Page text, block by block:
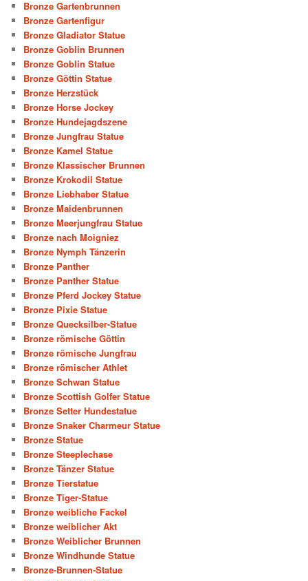
Bronze Gartenbrunnen
Bronze Gartenfigur
Bronze Gladiator Statue
Bronze Goblin Brunnen
Bronze Goblin Statue
Bronze Göttin Statue
Bronze Herzstück
Bronze Horse Jockey
Bronze Hundejagdszene
Bronze Jungfrau Statue
Bronze Kamel Statue
Bronze Klassischer Brunnen
Bronze Krokodil Statue
Bronze Liebhaber Statue
Bronze Maidenbrunnen
Bronze Meerjungfrau Statue
Bronze nach Moigniez
Bronze Nymph Tänzerin
Bronze Panther
Bronze Panther Statue
Bronze Pferd Jockey Statue
Bronze Pixie Statue
Bronze Quecksilber-Statue
Bronze römische Göttin
Bronze römische Jungfrau
Bronze römischer Athlet
Bronze Schwan Statue
Bronze Scottish Golfer Statue
Bronze Setter Hundestatue
Bronze Snaker Charmeur Statue
Bronze Statue
Bronze Steeplechase
Bronze Tänzer Statue
Bronze Tierstatue
Bronze Tiger-Statue
Bronze weibliche Fackel
Bronze weiblicher Akt
Bronze Weiblicher Brunnen
Bronze Windhunde Statue
Bronze-Brunnen-Statue